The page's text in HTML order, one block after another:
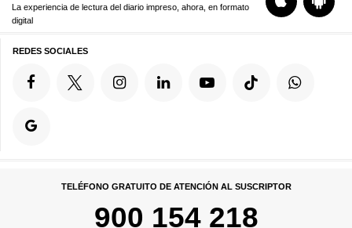
La experiencia de lectura del diario impreso, ahora, en formato
digital
REDES SOCIALES
TELÉFONO GRATUITO DE ATENCIÓN AL SUSCRIPTOR
900 154 218